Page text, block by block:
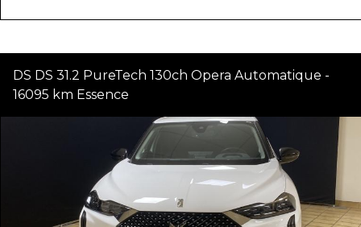
DS DS 31.2 PureTech 130ch Opera Automatique -
16095 km Essence